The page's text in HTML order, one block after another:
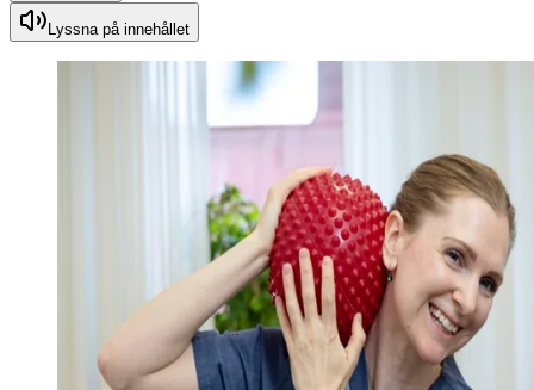
Lyssna på innehållet